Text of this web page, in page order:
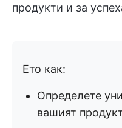
продукти и за
Ето как:
Определете
вашият